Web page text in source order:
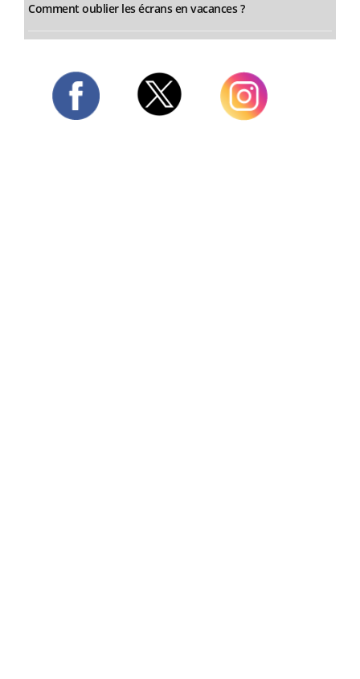
Comment oublier les écrans en vacances ?